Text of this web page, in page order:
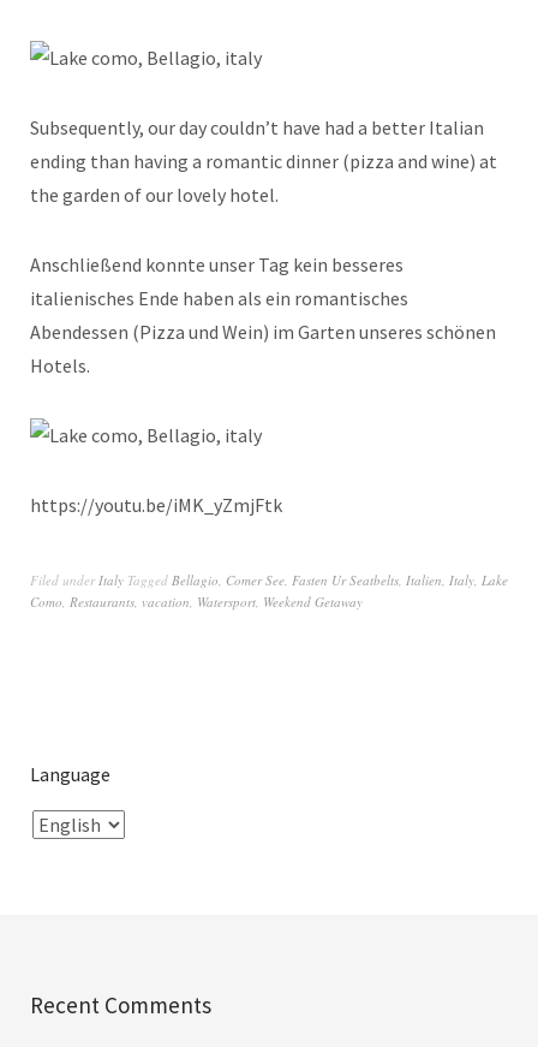
Subsequently, our day couldn’t have had a better Italian
ending than having a romantic dinner (pizza and wine) at
the garden of our lovely hotel.
Anschließend konnte unser Tag kein besseres
italienisches Ende haben als ein romantisches
Abendessen (Pizza und Wein) im Garten unseres schönen
Hotels.
https://youtu.be/iMK_yZmjFtk
Filed under Italy Tagged Bellagio Comer See Fasten Ur Seatbelts Italien Italy Lake
Como Restaurants vacation Watersport Weekend Getaway
Language
Recent Comments